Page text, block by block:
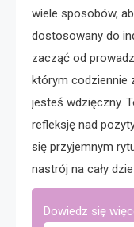
wiele sposobów,
dostosowany do
zacząć od
którym codziennie
jesteś wdzięczny.
refleksję nad
się przyjemnym
nastrój na cały
Dowiedz się